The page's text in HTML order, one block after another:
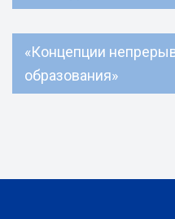
«Концепции
образования»